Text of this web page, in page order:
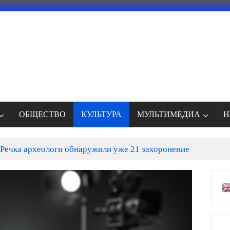
ОБЩЕСТВО КУЛЬТУРА МУЛЬТИМЕДИА
археологи обнаружили уже 21 захоронение